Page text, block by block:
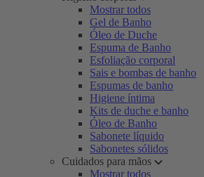
Mostrar todos
Gel de Banho
Óleo de Duche
Espuma de Banho
Esfoliação corporal
Sais e bombas de banho
Espumas de banho
Higiene íntima
Kits de duche e banho
Óleo de Banho
Sabonete líquido
Sabonetes sólidos
Cuidados para mãos
Mostrar todos